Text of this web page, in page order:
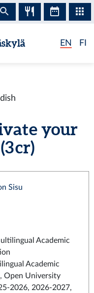
EN FI
your
cr)
Sisu
Academic
Academic
Open University
2026, 2026-2027,